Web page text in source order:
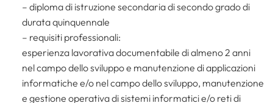
– diploma di istruzione secondaria di secondo grado di
durata quinquennale
– requisiti professionali:
esperienza lavorativa documentabile di almeno 2 anni
nel campo dello sviluppo e manutenzione di applicazioni
informatiche e/o nel campo dello sviluppo, manutenzione
e gestione operativa di sistemi informatici e/o reti di